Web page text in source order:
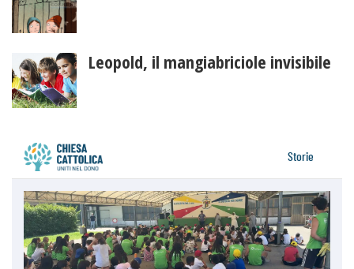
Leopold, il mangiabriciole invisibile